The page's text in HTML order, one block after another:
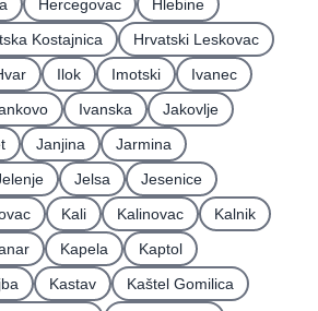
Hercegovac
Hlebine
Kostajnica
Hrvatski Leskovac
Ilok Imotski
Ivanec
Ivanska
Jakovlje
Janjina
Jarmina
Jelsa
Jesenice
Kali Kalinovac
Kalnik
Kapela
Kaptol
Kastav
Kaštel Gomilica